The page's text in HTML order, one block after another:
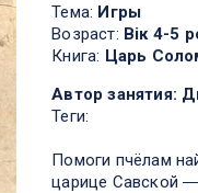
Тема: Игры
Возраст: Вік 4-5
Книга: Царь
Автор занятия:
Теги:
Помоги пчёлам
царице Савской